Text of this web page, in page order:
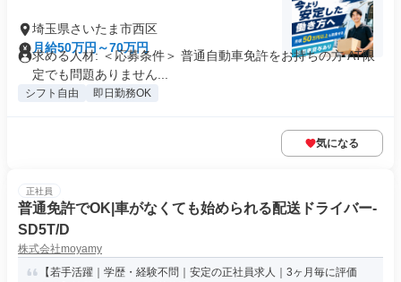
埼玉県さいたま市西区
月給50万円～70万円
求める人材: ＜応募条件＞ 普通自動車免許をお持ちの方 AT限
定でも問題ありません...
シフト自由 即日勤務OK
気になる
正社員
普通免許でOK|車がなくても始められる配送ドライバー-
SD5T/D
株式会社moyamy
【若手活躍｜学歴・経験不問｜安定の正社員求人｜3ヶ月毎に評価